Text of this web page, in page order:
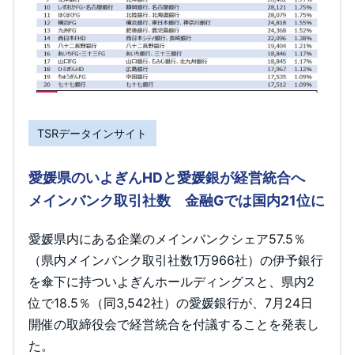
TSRデータインサイト
愛媛県のいよぎんHDと愛媛銀が経営統合へ
メインバンク取引社数 金融Gでは国内21位に
愛媛県内にある企業のメインバンクシェア57.5％
（県内メインバンク取引社数1万966社）の伊予銀行
を傘下に持ついよぎんホールディングスと、県内2
位で18.5％（同3,542社）の愛媛銀行が、7月24日
開催の取締役会で経営統合を付議することを発表し
た。